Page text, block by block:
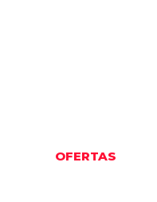
OFERTAS